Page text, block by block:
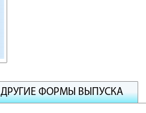
ДРУГИЕ ФОРМЫ ВЫПУСКА